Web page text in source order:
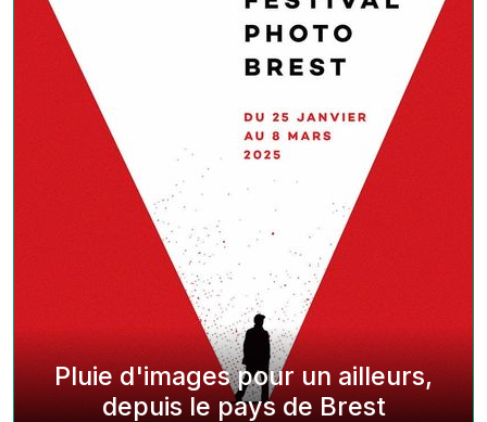
Pluie d'images pour un ailleurs,
depuis le pays de Brest